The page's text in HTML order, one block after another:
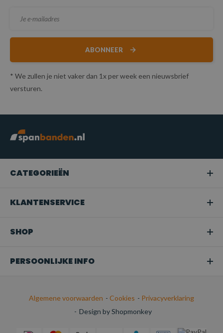
ABONNEER
* We zullen je niet vaker dan 1x per week een nieuwsbrief
versturen.
CATEGORIEËN
KLANTENSERVICE
SHOP
PERSOONLIJKE INFO
Algemene voorwaarden - Cookies - Privacyverklaring
- Design by Shopmonkey